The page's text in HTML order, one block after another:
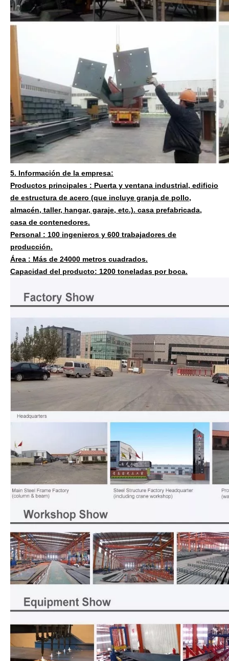
5. Información de la empresa:
Productos principales : Puerta y ventana industrial, edificio
de estructura de acero (que incluye granja de pollo,
almacén, taller, hangar, garaje, etc.). casa prefabricada,
casa de contenedores.
Personal : 100 ingenieros y 600 trabajadores de
producción.
Área : Más de 24000 metros cuadrados.
Capacidad del producto: 1200 toneladas por boca.